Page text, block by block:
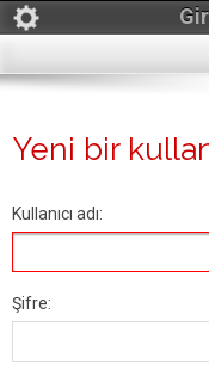
Yeni bir
Kullanıcı adı:
Şifre: